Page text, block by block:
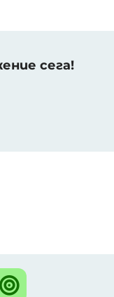
сега!